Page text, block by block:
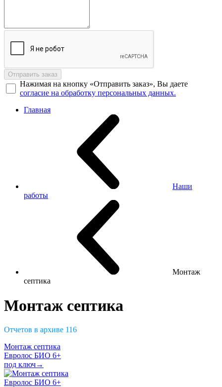
Отправить заказ
Нажимая на кнопку «Отправить заказ», Вы даете
согласие на обработку персональных данных.
Главная
Наши
работы
Монтаж
септика
Монтаж септика
Отчетов в архиве 116
Монтаж септика
Евролос БИО 6+
под ключ→